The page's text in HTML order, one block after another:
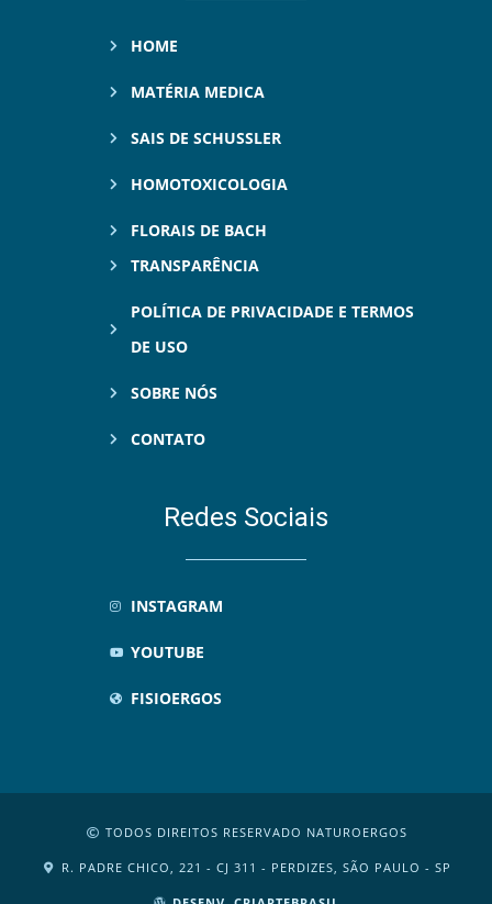
HOME
MATÉRIA MEDICA
SAIS DE SCHUSSLER
HOMOTOXICOLOGIA
FLORAIS DE BACH
TRANSPARÊNCIA
POLÍTICA DE PRIVACIDADE E TERMOS
DE USO
SOBRE NÓS
CONTATO
Redes Sociais
INSTAGRAM
YOUTUBE
FISIOERGOS
TODOS DIREITOS RESERVADO NATUROERGOS
R. PADRE CHICO, 221 - CJ 311 - PERDIZES, SÃO PAULO - SP